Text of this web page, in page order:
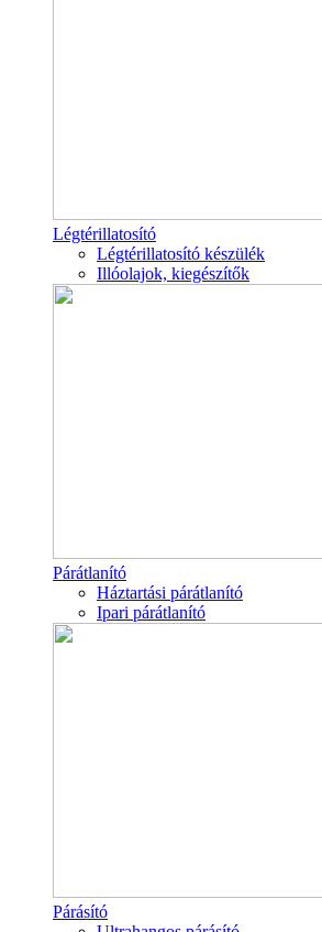
Légtérillatosító
Légtérillatosító készülék
Illóolajok, kiegészítők
Párátlanító
Háztartási párátlanító
Ipari párátlanító
Párásító